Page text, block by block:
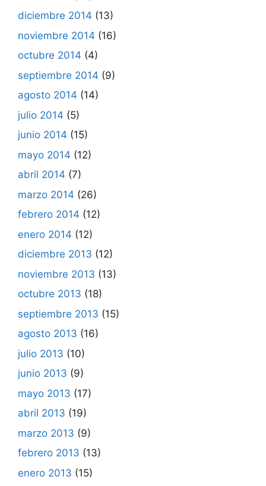
diciembre 2014 (13)
noviembre 2014 (16)
octubre 2014 (4)
septiembre 2014 (9)
agosto 2014 (14)
julio 2014 (5)
junio 2014 (15)
mayo 2014 (12)
abril 2014 (7)
marzo 2014 (26)
febrero 2014 (12)
enero 2014 (12)
diciembre 2013 (12)
noviembre 2013 (13)
octubre 2013 (18)
septiembre 2013 (15)
agosto 2013 (16)
julio 2013 (10)
junio 2013 (9)
mayo 2013 (17)
abril 2013 (19)
marzo 2013 (9)
febrero 2013 (13)
enero 2013 (15)